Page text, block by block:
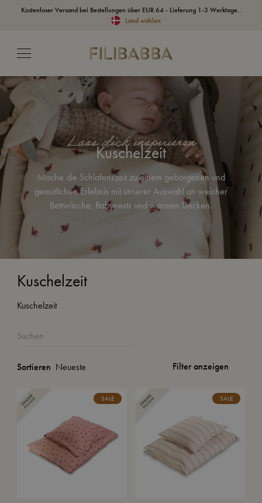
Kostenloser Versand bei Bestellungen über EUR 64 - Lieferung 1-3 Werktage..
Land wählen
Lass dich inspirieren
Kuschelzeit
Mache die Schlafenszeit zu einem geborgenen und
gemütlichen Erlebnis mit unserer Auswahl an weicher
Bettwäsche, Babynests und warmen Decken.
Kuschelzeit
Kuschelzeit
Sortieren Filter anzeigen
SALE SALE